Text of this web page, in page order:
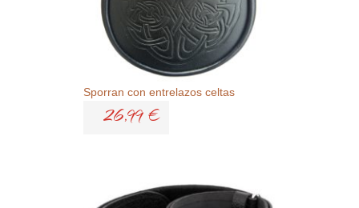
Sporran con entrelazos celtas
26,99 €